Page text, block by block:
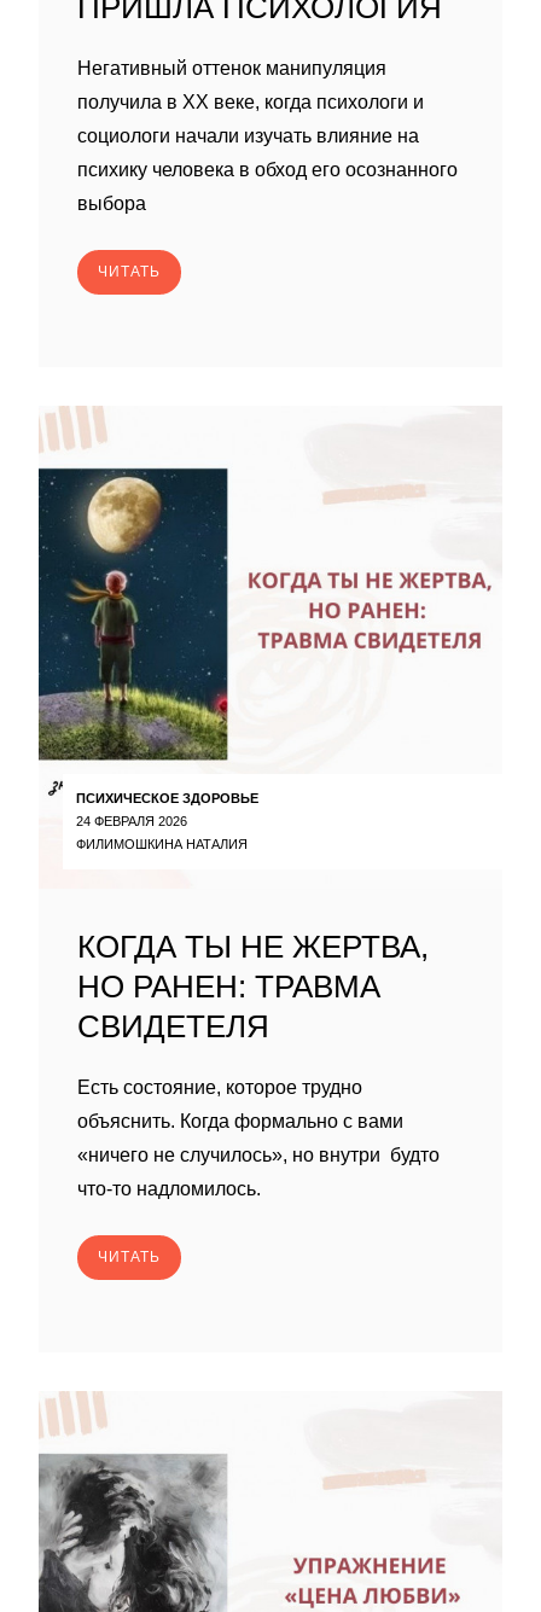
ПРИШЛА ПСИХОЛОГИЯ
Негативный оттенок манипуляция
получила в XX веке, когда психологи и
социологи начали изучать влияние на
психику человека в обход его осознанного
выбора
ЧИТАТЬ
ПСИХИЧЕСКОЕ ЗДОРОВЬЕ
24 ФЕВРАЛЯ 2026
ФИЛИМОШКИНА НАТАЛИЯ
КОГДА ТЫ НЕ ЖЕРТВА,
НО РАНЕН: ТРАВМА
СВИДЕТЕЛЯ
Есть состояние, которое трудно
объяснить. Когда формально с вами
«ничего не случилось», но внутри будто
что-то надломилось.
ЧИТАТЬ